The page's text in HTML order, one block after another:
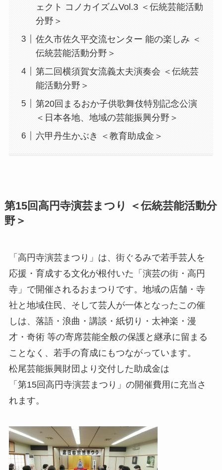
ェクト コノカイズムVol.3 ＜伝統芸能活動
分野＞
佐久市佐久平交流センター 能の楽しみ ＜
伝統芸能活動分野＞
第二回横須賀女流義太夫演奏会 ＜伝統芸
能活動分野＞
第20回まるおか子供歌舞伎特別記念公演
＜日本各地、地域の芸能振興分野＞
六甲丹生かぶき ＜教育助成金＞
第15回高円寺演芸まつり ＜伝統芸能活動分
野＞
「高円寺演芸まつり」は、街ぐるみで若手芸人を
応援・育成する文化が根付いた「演芸の街・高円
寺」で開催されるおまつりです。地域の店舗・寺
社と地域住民、そして芸人が一体となったこの催
しは、落語・浪曲・講談・紙切り・太神楽・漫
才・奇術 等の寄席芸能全般の保護と継承に留まる
ことなく、若手の育成にもつながっています。
松尾芸能振興財団より交付した助成金は
「第15回高円寺演芸まつり」の開催費用に充当さ
れます。